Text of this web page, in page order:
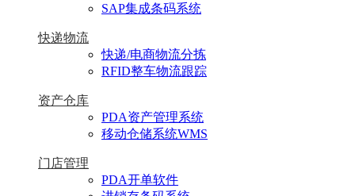
SAP集成条码系统
快递物流
快递/电商物流分拣
RFID整车物流跟踪
资产仓库
PDA资产管理系统
移动仓储系统WMS
门店管理
PDA开单软件